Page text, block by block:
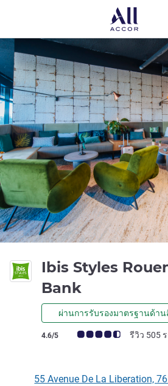
Ibis Styles
Bank
ผ่านการรับรองมาตรฐานด้า
คะแนนความคิดเห็นจากแขก (เรทติ้งบน
4.6/5 รีวิว 505
55 Avenue De La Liberation,